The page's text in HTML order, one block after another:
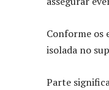
Conforme os
isolada no
Parte